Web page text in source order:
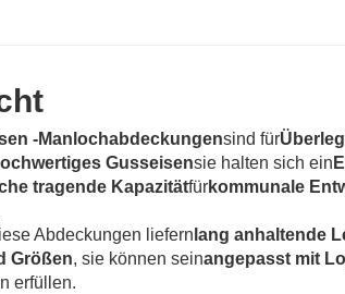
-Manlochabdeckungensind für
Gusseisensie halten sich ein
tragende Kapazitätfürkommunale
Abdeckungen liefern lang anhaltende
Größen, sie können seinangepasst mit
erfüllen.